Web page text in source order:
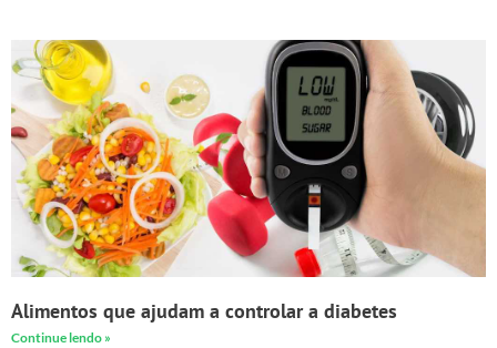
Alimentos que ajudam a controlar a diabetes
Continue lendo »